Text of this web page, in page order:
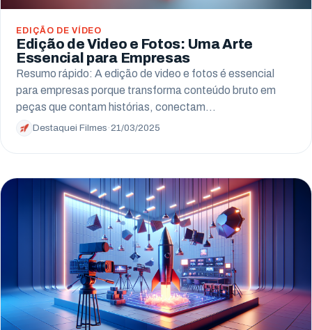
EDIÇÃO DE VÍDEO
Edição de Video e Fotos: Uma Arte
Essencial para Empresas
Resumo rápido: A edição de video e fotos é essencial
para empresas porque transforma conteúdo bruto em
peças que contam histórias, conectam…
Destaquei Filmes ·21/03/2025